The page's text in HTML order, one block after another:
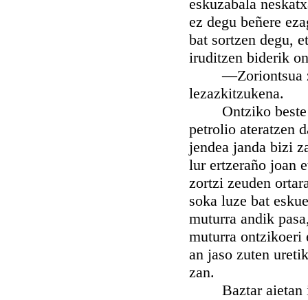
eskuzabala
ez degu beñere
bat sortzen degu,
iruditzen biderik
—Zoriontsua zu,
lezazkitzukena.
Ontziko beste
petrolio ateratzen
jendea janda bizi
lur ertzeraño joan
zortzi zeuden
soka luze bat
muturra andik
muturra ontzikoeri
an jaso zuten
zan.
Baztar aietan